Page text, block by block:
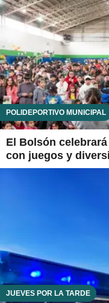
POLIDEPORTIVO MUNICIPAL
El Bolsón
con juegos y
JUEVES POR LA TARDE